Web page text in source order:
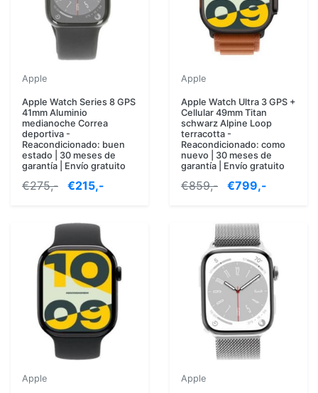
Apple
Apple Watch Series 8 GPS
41mm Aluminio
medianoche Correa
deportiva -
Reacondicionado: buen
estado | 30 meses de
garantía | Envío gratuito
€275,- €215,-
Apple
Apple Watch Ultra 3 GPS +
Cellular 49mm Titan
schwarz Alpine Loop
terracotta -
Reacondicionado: como
nuevo | 30 meses de
garantía | Envío gratuito
€859,- €799,-
Apple Apple